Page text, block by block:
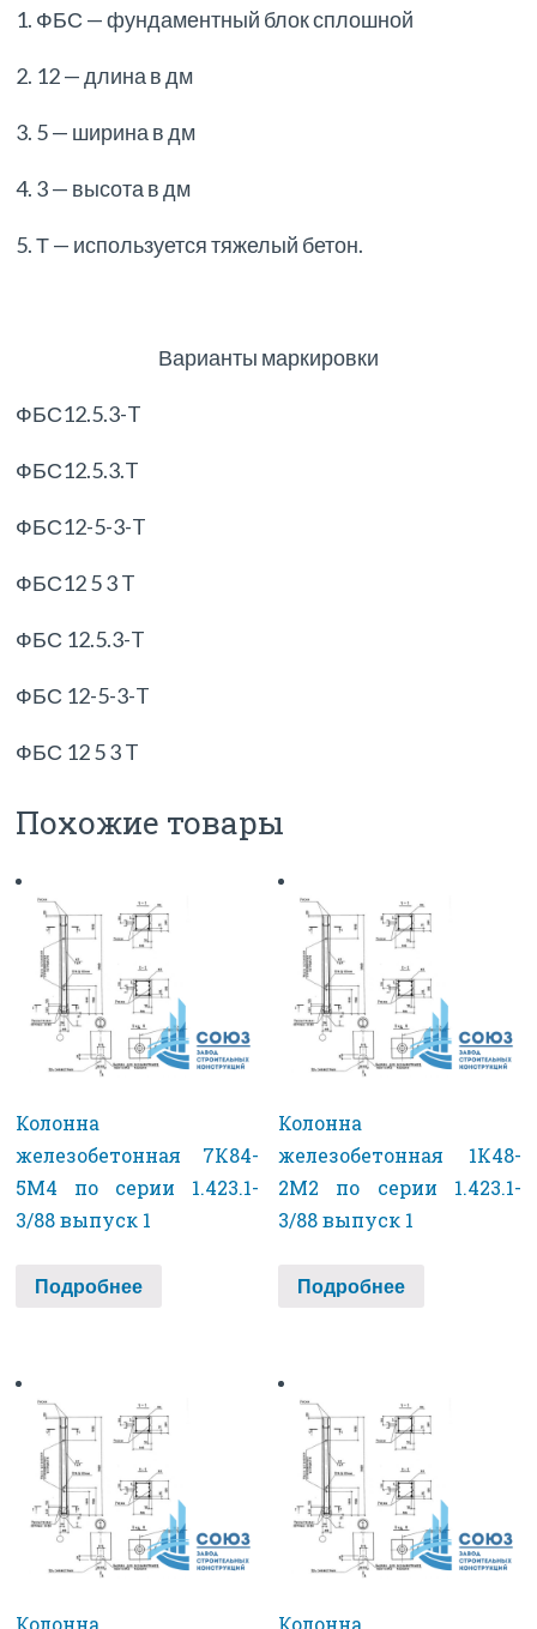
1. ФБС — фундаментный блок сплошной
2. 12 — длина в дм
3. 5 — ширина в дм
4. 3 — высота в дм
5. Т — используется тяжелый бетон.
Варианты маркировки
ФБС12.5.3-T
ФБС12.5.3.T
ФБС12-5-3-T
ФБС12 5 3 T
ФБС 12.5.3-T
ФБС 12-5-3-T
ФБС 12 5 3 T
Похожие товары
Колонна
железобетонная 7К84-
5М4 по серии 1.423.1-
3/88 выпуск 1
Подробнее
Колонна
железобетонная 1К48-
2М2 по серии 1.423.1-
3/88 выпуск 1
Подробнее
Колонна
Колонна